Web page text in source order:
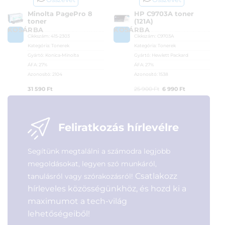
KOSÁRBA
Minolta PagePro 8
toner
Cikkszám: 415-2303
Kategória:
Tonerek
Gyártó: Konica-Minolta
ÁFA: 27%
Azonosító: 2104
31 590 Ft
KOSÁRBA
HP C9703A toner
(121A)
Cikkszám: C9703A
Kategória:
Tonerek
Gyártó: Hewlett Packard
ÁFA: 27%
Azonosító: 1538
25 900Ft Original
25
900 Ft.
6 990 Ft
Feliratkozás hírlevélre
Segítünk megtalálni a számodra legjobb
megoldásokat, legyen szó munkáról,
tanulásról vagy szórakozásról! Csatlakozz
hírleveles közösségünkhöz, és hozd ki a
maximumot a tech-világ
lehetőségeiből!